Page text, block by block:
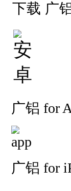
下载 广
广铝 for
广铝 for